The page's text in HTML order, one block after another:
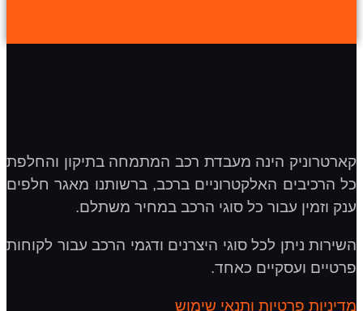
קארטרוניק הינה מעבדת רכב המתמחה בתיקון והחלפת
כל הרכיבים האלקטרוניים ברכב, ברשותנו מאגר חלפים
ענק וזמין עבור כל סוגי הרכב במחיר משתלם.
השירות ניתן לכל סוגי היצרנים ודגמי הרכב עבור לקוחות
פרטיים ועסקיים כאחד.
מדיניות פרטיות ותנאי שימוש